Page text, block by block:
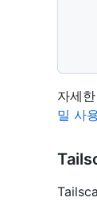
자세
밀 사